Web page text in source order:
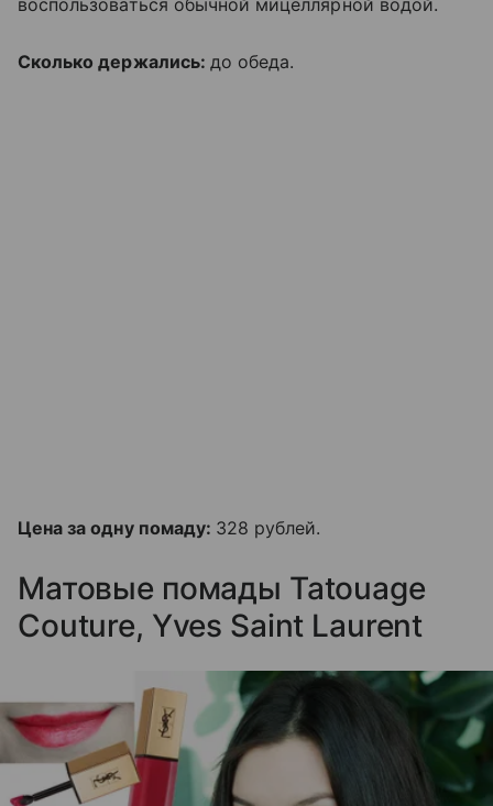
воспользоваться обычной мицеллярной водой.
Сколько держались: до обеда.
Цена за одну помаду: 328 рублей.
Матовые помады Tatouage
Couture, Yves Saint Laurent